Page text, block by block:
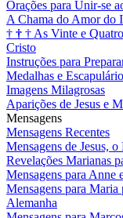
Orações para Unir-se
A Chama do Amor do
† † † As Vinte e
Cristo
Instruções para
Medalhas e
Imagens Milagrosas
Aparições de Jesus e
Mensagens
Mensagens Recentes
Mensagens de Jesus,
Revelações Marianas
Mensagens para Anne
Mensagens para Maria
Alemanha